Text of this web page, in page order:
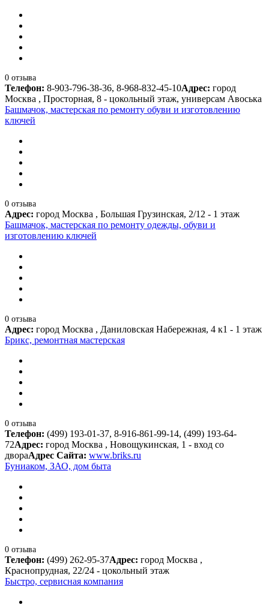
0 отзыва
Телефон: 8-903-796-38-36, 8-968-832-45-10Адрес: город
Москва , Просторная, 8 - цокольный этаж, универсам Авоська
Башмачок, мастерская по ремонту обуви и изготовлению
ключей
0 отзыва
Адрес: город Москва , Большая Грузинская, 2/12 - 1 этаж
Башмачок, мастерская по ремонту одежды, обуви и
изготовлению ключей
0 отзыва
Адрес: город Москва , Даниловская Набережная, 4 к1 - 1 этаж
Брикс, ремонтная мастерская
0 отзыва
Телефон: (499) 193-01-37, 8-916-861-99-14, (499) 193-64-
72Адрес: город Москва , Новощукинская, 1 - вход со
двораАдрес Сайта: www.briks.ru
Буниаком, ЗАО, дом быта
0 отзыва
Телефон: (499) 262-95-37Адрес: город Москва ,
Краснопрудная, 22/24 - цокольный этаж
Быстро, сервисная компания